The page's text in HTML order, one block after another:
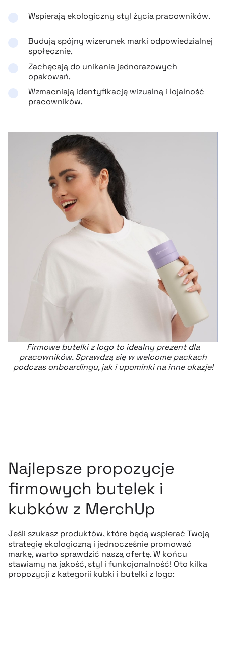
Wspierają ekologiczny styl życia pracowników.
Budują spójny wizerunek marki odpowiedzialnej
społecznie.
Zachęcają do unikania jednorazowych
opakowań.
Wzmacniają identyfikację wizualną i lojalność
pracowników.
Firmowe butelki z logo to idealny prezent dla
pracowników. Sprawdzą się w welcome packach
podczas onboardingu, jak i upominki na inne okazje!
Najlepsze propozycje
firmowych butelek i
kubków z MerchUp
Jeśli szukasz produktów, które będą wspierać Twoją
strategię ekologiczną i jednocześnie promować
markę, warto sprawdzić naszą ofertę. W końcu
stawiamy na jakość, styl i funkcjonalność! Oto kilka
propozycji z kategorii kubki i butelki z logo: